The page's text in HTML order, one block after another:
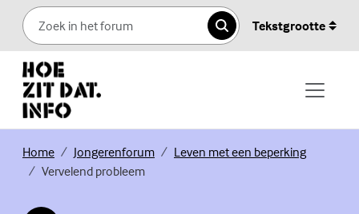
Skip to content
Zoeken
Tekstgrootte
Home(Externe link)
Jongerenforum(Externe link)
Leven met een beperking(Externe
Vervelend probleem